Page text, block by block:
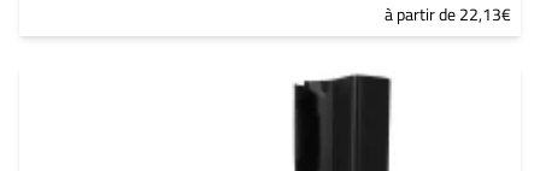
à partir de 22,13€